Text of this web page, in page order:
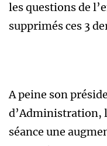
les questions de
supprimés ces 3
A peine son
d’Administration,
séance une